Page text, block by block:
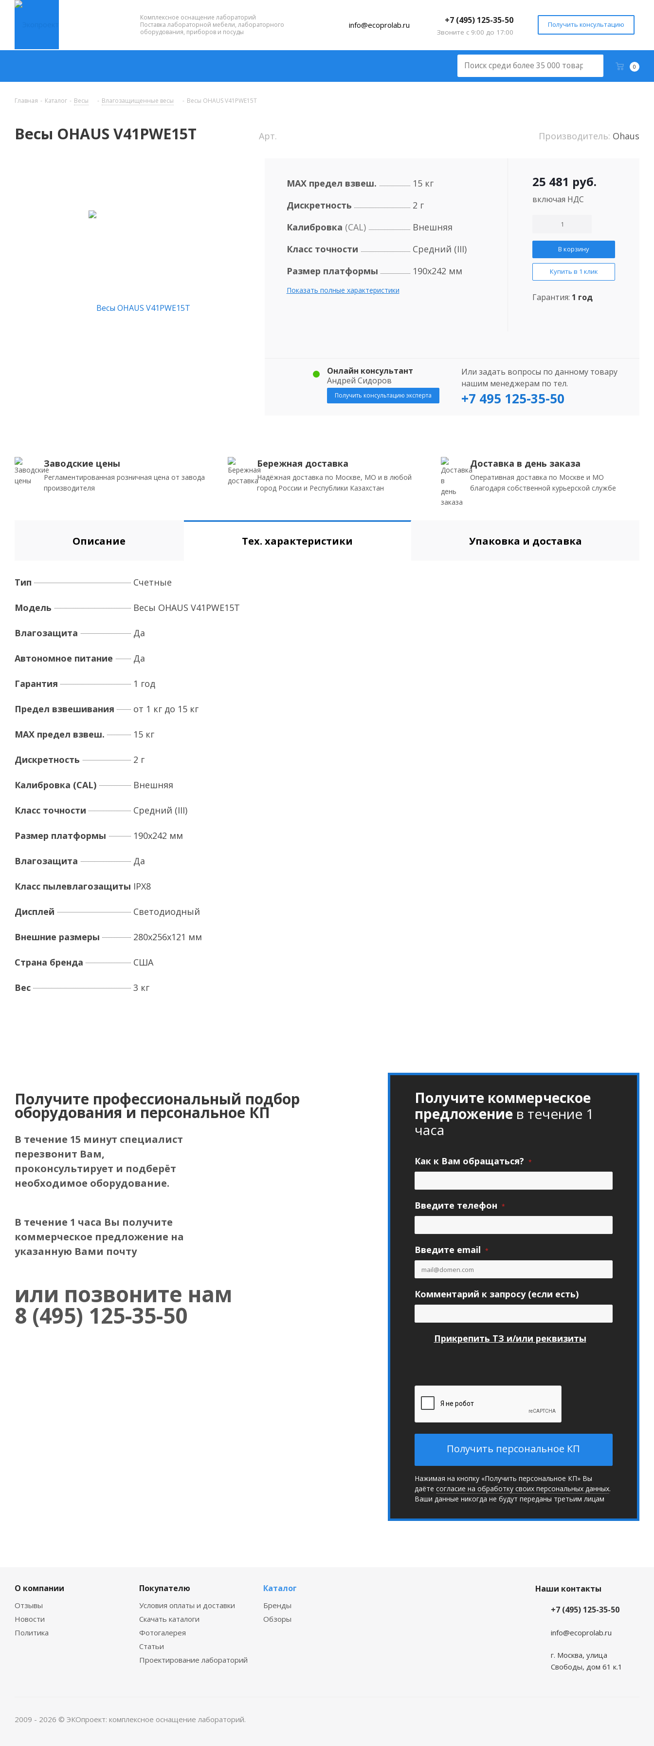
Комплексное оснащение лабораторий
Поставка лабораторной мебели, лабораторного
оборудования, приборов и посуды
info@ecoprolab.ru +7 (495) 125-35-50
Звоните с 9:00 до 17:00
Получить консультацию
0
Главная - Каталог - Весы - Влагозащищенные весы - Весы OHAUS V41PWE15T
Весы OHAUS V41PWE15T Арт. Производитель: Ohaus
MAX предел взвеш.
15 кг
Дискретность
2 г
Калибровка (CAL)
Внешняя
Класс точности
Средний (III)
Размер платформы
190х242 мм
Показать полные характеристики
25 481 руб.
включая НДС
В корзину
Купить в 1 клик
Гарантия: 1 год
Онлайн консультант
Андрей Сидоров
Получить консультацию эксперта
Или задать вопросы по данному товару
нашим менеджерам по тел.
+7 495 125-35-50
Заводские цены
Регламентированная розничная цена от завода
производителя
Бережная доставка
Надёжная доставка по Москве, МО и в любой
город России и Республики Казахстан
Доставка в день заказа
Оперативная доставка по Москве и МО
благодаря собственной курьерской службе
Описание Тех. характеристики Упаковка и доставка
Тип Счетные
Модель Весы OHAUS V41PWE15T
Влагозащита Да
Автономное питание Да
Гарантия 1 год
Предел взвешивания от 1 кг до 15 кг
MAX предел взвеш. 15 кг
Дискретность 2 г
Калибровка (CAL) Внешняя
Класс точности Средний (III)
Размер платформы 190х242 мм
Влагозащита Да
Класс пылевлагозащиты IPX8
Дисплей Светодиодный
Внешние размеры 280х256х121 мм
Страна бренда США
Вес 3 кг
Получите профессиональный подбор
оборудования и персональное КП
В течение 15 минут специалист
перезвонит Вам,
проконсультирует и подберёт
необходимое оборудование.
В течение 1 часа Вы получите
коммерческое предложение на
указанную Вами почту
или позвоните нам
8 (495) 125-35-50
Получите коммерческое
предложениев течение 1
часа
Как к Вам обращаться? *
Введите телефон *
Введите email *
Комментарий к запросу (если есть)
Прикрепить ТЗ и/или реквизиты
Получить персональное КП
Нажимая на кнопку «Получить персональное КП» Вы
даёте согласие на обработку своих персональных данных.
Ваши данные никогда не будут переданы третьим лицам
О компании
Отзывы
Новости
Политика
Покупателю
Условия оплаты и доставки
Скачать каталоги
Фотогалерея
Статьи
Проектирование лабораторий
Каталог
Бренды
Обзоры
Наши контакты
+7 (495) 125-35-50
info@ecoprolab.ru
г. Москва, улица
Свободы, дом 61 к.1
2009 - 2026 © ЭКОпроект: комплексное оснащение лабораторий.